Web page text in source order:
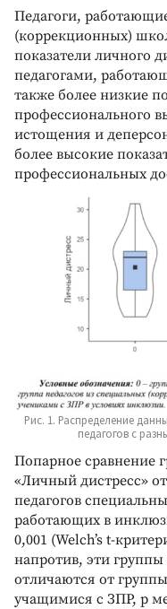
Педагоги,
(коррекционных)
показатели личного
педагогами,
также более низкие
профессионального
истощения и
более высокие
профессиональных
Рис. 1. Распределение
педагогов с
Попарное сравнение
«Личный дистресс»
педагогов
работающих в
0,001 (Welch’s t-
напротив, эти
отличаются от
учащимися с ЗПР, p